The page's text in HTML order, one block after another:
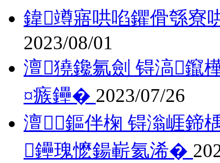
鍏竴寤哄啗鑺傦綔寮
2023/08/01
澶獟鑱氱劍 锝滈鑹
¤瘯鑸� 2023/07/26
澶鏂伴椈 锝滃崕鍗
鑸瑰懡鍚嶄氦浠�